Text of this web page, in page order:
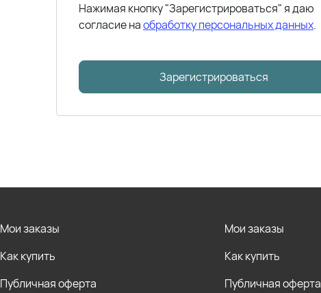
Нажимая кнопку "Зарегистрироваться" я даю
согласие наобработку персональных данных.
Зарегистрироваться
Мои заказы
Как купить
Публичная оферта
Мои заказы
Как купить
Публичная оферта